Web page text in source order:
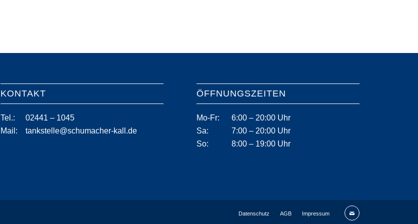
KONTAKT
Tel.:
02441 – 1045
Mail:
tankstelle@schumacher-kall.de
ÖFFNUNGSZEITEN
Mo-Fr:
6:00 – 20:00 Uhr
Sa:
7:00 – 20:00 Uhr
So:
8:00 – 19:00 Uhr
Datenschutz AGB Impressum